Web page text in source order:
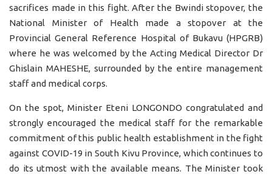
sacrifices made in this fight. After the Bwindi stopover, the
National Minister of Health made a stopover at the
Provincial General Reference Hospital of Bukavu (HPGRB)
where he was welcomed by the Acting Medical Director Dr
Ghislain MAHESHE, surrounded by the entire management
staff and medical corps.
On the spot, Minister Eteni LONGONDO congratulated and
strongly encouraged the medical staff for the remarkable
commitment of this public health establishment in the fight
against COVID-19 in South Kivu Province, which continues to
do its utmost with the available means. The Minister took